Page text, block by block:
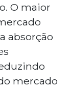
O maior
absorção
mercado